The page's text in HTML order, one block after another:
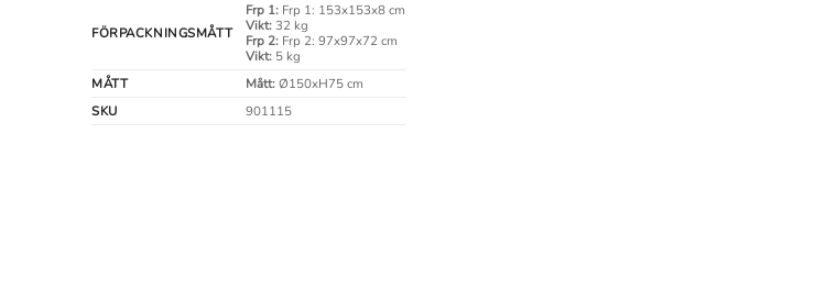
FÖRPACKNINGSMÅTT
Frp 1:Frp 1: 153x153x8 cm
Vikt:32 kg
Frp 2:Frp 2: 97x97x72 cm
Vikt:5 kg
MÅTT
Mått:Ø150xH75 cm
SKU
901115